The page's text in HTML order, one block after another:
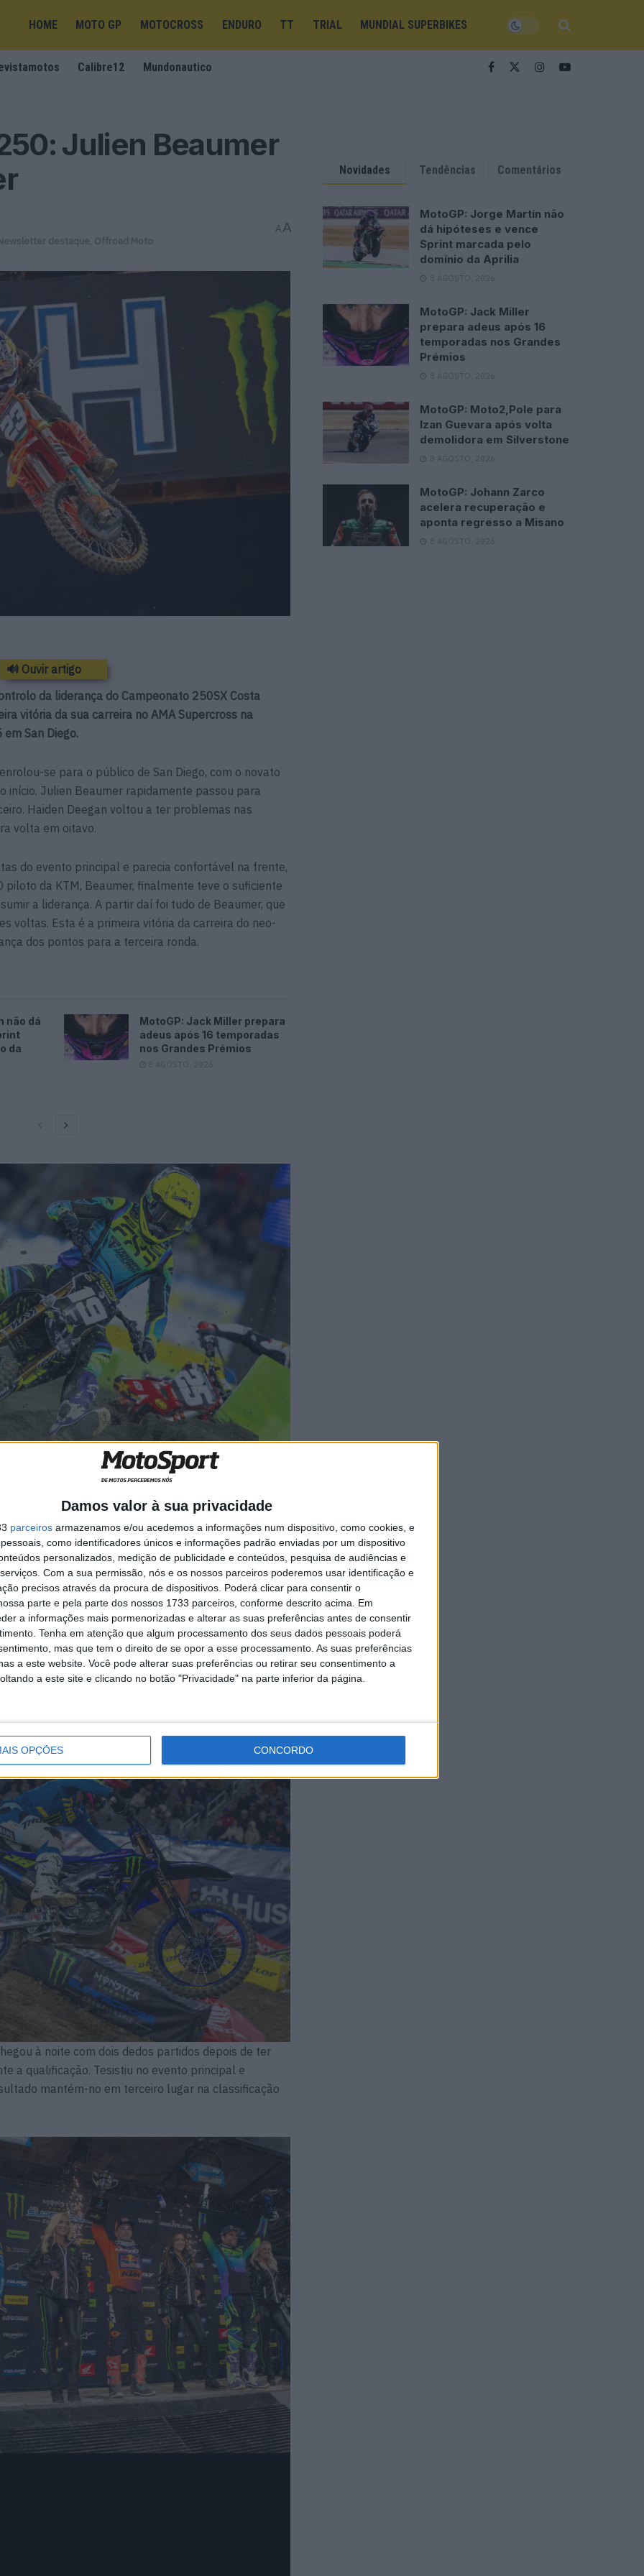
Damos valor à sua privacidade
parceiros armazenamos e/ou acedemos a informações num dispositivo, como cookies, e
como identificadores únicos e informações padrão enviadas por um dispositivo
personalizados, medição de publicidade e conteúdos, pesquisa de audiências e
Com a sua permissão, nós e os nossos parceiros poderemos usar identificação e
precisos através da procura de dispositivos. Poderá clicar para consentir o
parte e pela parte dos nossos 1733 parceiros, conforme descrito acima. Em
a informações mais pormenorizadas e alterar as suas preferências antes de consentir
Tenha em atenção que algum processamento dos seus dados pessoais poderá
mas que tem o direito de se opor a esse processamento. As suas preferências
a este website. Você pode alterar suas preferências ou retirar seu consentimento a
a este site e clicando no botão "Privacidade" na parte inferior da página.
OPÇÕES CONCORDO
HOME MOTO GP MOTOCROSS ENDURO TT TRIAL MUNDIAL SUPERBIKES
Calibre12 Mundonautico
Julien Beaumer
destaque Offroad Moto
AA
🔊 Ouvir artigo
da liderança do Campeonato 250SX Costa
vitória da sua carreira no AMA Supercross na
San Diego.
se para o público de San Diego, com o novato
início. Julien Beaumer rapidamente passou para
Haiden Deegan voltou a ter problemas nas
volta em oitavo.
do evento principal e parecia confortável na frente,
piloto da KTM, Beaumer, finalmente teve o suficiente
a liderança. A partir daí foi tudo de Beaumer, que
voltas. Esta é a primeira vitória da carreira do neo-
dos pontos para a terceira ronda.
não dá
da
MotoGP: Jack Miller prepara
adeus após 16 temporadas
nos Grandes Prémios
8 AGOSTO, 2026
em segundo lugar em San Diego. O piloto da
passar para segundo depois de um erro de
continuou a fazer a grande linha triplo-quad no
aproximou o suficiente para passar Beaumer. Outro
da Triumph e coloca-o em segundo lugar nos
fundo do pelotão, cruzando a primeira volta em oitavo
foi eliminando pilotos à medida que as voltas
Difrancesco na fase final da corrida principal.
passou por cima da sua cabeça para o terceiro lugar.
ano e coloca-o em quarto lugar nos pontos.
à noite com dois dedos partidos depois de ter
a qualificação. Tesistiu no evento principal e
mantém-no em terceiro lugar na classificação
Novidades Tendências Comentários
MotoGP: Jorge Martín não
dá hipóteses e vence
Sprint marcada pelo
domínio da Aprilia
8 AGOSTO, 2026
MotoGP: Jack Miller
prepara adeus após 16
temporadas nos Grandes
Prémios
8 AGOSTO, 2026
MotoGP: Moto2,Pole para
Izan Guevara após volta
demolidora em Silverstone
8 AGOSTO, 2026
MotoGP: Johann Zarco
acelera recuperação e
aponta regresso a Misano
8 AGOSTO, 2026